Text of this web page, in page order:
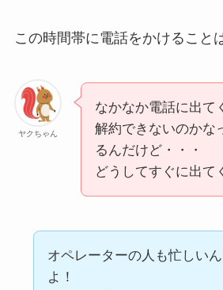
この時間帯に電話をかけること
ヤクちゃん
なかなか電話に出て
解約できないのかな
るんだけど・・・
どうしてすぐに出て
オペレーターの人も忙しい
よ！